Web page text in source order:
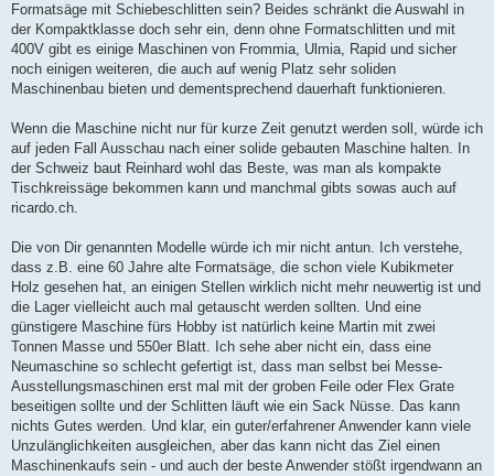
Formatsäge mit Schiebeschlitten sein? Beides schränkt die Auswahl in
der Kompaktklasse doch sehr ein, denn ohne Formatschlitten und mit
400V gibt es einige Maschinen von Frommia, Ulmia, Rapid und sicher
noch einigen weiteren, die auch auf wenig Platz sehr soliden
Maschinenbau bieten und dementsprechend dauerhaft funktionieren.
Wenn die Maschine nicht nur für kurze Zeit genutzt werden soll, würde ich
auf jeden Fall Ausschau nach einer solide gebauten Maschine halten. In
der Schweiz baut Reinhard wohl das Beste, was man als kompakte
Tischkreissäge bekommen kann und manchmal gibts sowas auch auf
ricardo.ch.
Die von Dir genannten Modelle würde ich mir nicht antun. Ich verstehe,
dass z.B. eine 60 Jahre alte Formatsäge, die schon viele Kubikmeter
Holz gesehen hat, an einigen Stellen wirklich nicht mehr neuwertig ist und
die Lager vielleicht auch mal getauscht werden sollten. Und eine
günstigere Maschine fürs Hobby ist natürlich keine Martin mit zwei
Tonnen Masse und 550er Blatt. Ich sehe aber nicht ein, dass eine
Neumaschine so schlecht gefertigt ist, dass man selbst bei Messe-
Ausstellungsmaschinen erst mal mit der groben Feile oder Flex Grate
beseitigen sollte und der Schlitten läuft wie ein Sack Nüsse. Das kann
nichts Gutes werden. Und klar, ein guter/erfahrener Anwender kann viele
Unzulänglichkeiten ausgleichen, aber das kann nicht das Ziel einen
Maschinenkaufs sein - und auch der beste Anwender stößt irgendwann an